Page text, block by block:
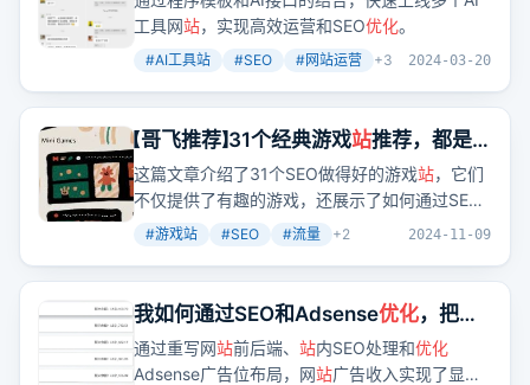
工具网站，实现高效运营和SEO优化。
#AI工具站 #SEO #网站运营 +3 2024-03-20
【哥飞推荐】31个经典游戏站推荐，都是
搞SEO流量的好案例
这篇文章介绍了31个SEO做得好的游戏站，它们
不仅提供了有趣的游戏，还展示了如何通过SEO
吸引自然流量。这些游戏站
的月访问量从几万到
索。文章最后提出，我们也可以借鉴这些老外的
游戏站，找到新的游戏和关键词，去赚美元。
#游戏站 #SEO #流量 +2 2024-11-09
我如何通过SEO和Adsense优化，把一
个网站广告收入从每月八百多美元提升
到每月两千多美元，经验全分享
通过重写网站前后端、 站内SEO处理和优化
Adsense广告位布局，网站广告收入实现了显著